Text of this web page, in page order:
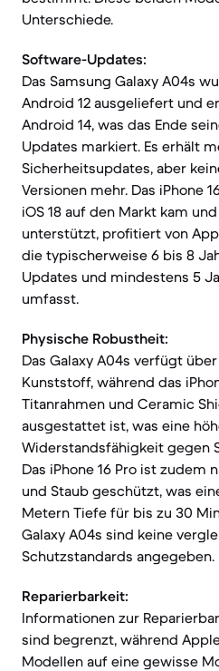
Unterschiede.
Software-Updates:
Das Samsung Galaxy A04s
Android 12 ausgeliefert und
Android 14, was das Ende
Updates markiert. Es erhält
Sicherheitsupdates, aber
Versionen mehr. Das iPhone
iOS 18 auf den Markt kam und
unterstützt, profitiert von
die typischerweise 6 bis 8
Updates und mindestens 5
umfasst.
Physische Robustheit:
Das Galaxy A04s verfügt
Kunststoff, während das
Titanrahmen und Ceramic
ausgestattet ist, was eine
Widerstandsfähigkeit gegen
Das iPhone 16 Pro ist zudem
und Staub geschützt, was
Metern Tiefe für bis zu 30
Galaxy A04s sind keine
Schutzstandards angegeben.
Reparierbarkeit:
Informationen zur
sind begrenzt, während
Modellen auf eine gewisse